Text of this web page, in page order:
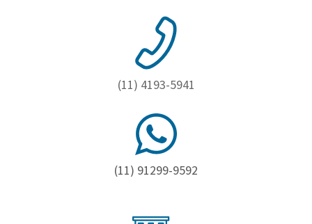
(11) 4193-5941
(11) 91299-9592